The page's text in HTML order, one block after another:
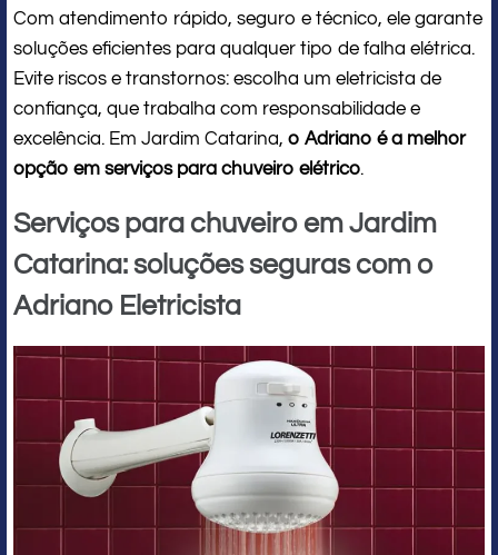
Com atendimento rápido, seguro e técnico, ele garante
soluções eficientes para qualquer tipo de falha elétrica.
Evite riscos e transtornos: escolha um eletricista de
confiança, que trabalha com responsabilidade e
excelência. Em Jardim Catarina, o Adriano é a melhor
opção em serviços para chuveiro elétrico.
Serviços para chuveiro em Jardim
Catarina: soluções seguras com o
Adriano Eletricista